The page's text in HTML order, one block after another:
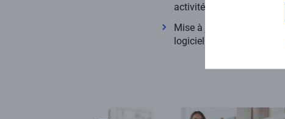
activités.
Mise à jour,
logiciel BI dans le temps.